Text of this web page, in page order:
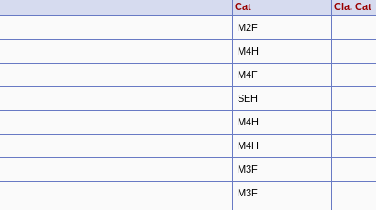
Cat Cla. Cat
M2F
M4H
M4F
SEH
M4H
M4H
M3F
M3F